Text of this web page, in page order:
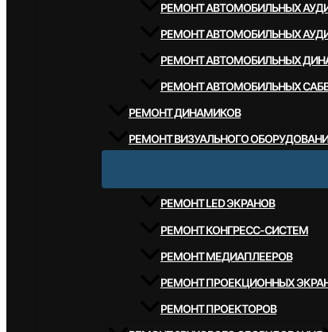
РЕМОНТ АВТОМОБИЛЬНЫХ
РЕМОНТ АВТОМОБИЛЬНЫХ
РЕМОНТ АВТОМОБИЛЬНЫХ
РЕМОНТ АВТОМОБИЛЬНЫХ
РЕМОНТ ДИНАМИКОВ
РЕМОНТ ВИЗУАЛЬНОГО
РЕМОНТ LED ЭКРАНОВ
РЕМОНТ КОНГРЕСС-СИСТЕМ
РЕМОНТ МЕДИАПЛЕЕРОВ
РЕМОНТ ПРОЕКЦИОННЫХ
РЕМОНТ ПРОЕКТОРОВ